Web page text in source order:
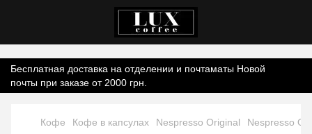
Бесплатная доставка на отделении и почтаматы Новой
почты при заказе от 2000 грн.
Кофе Кофе в капсулах Nespresso Original Nespresso